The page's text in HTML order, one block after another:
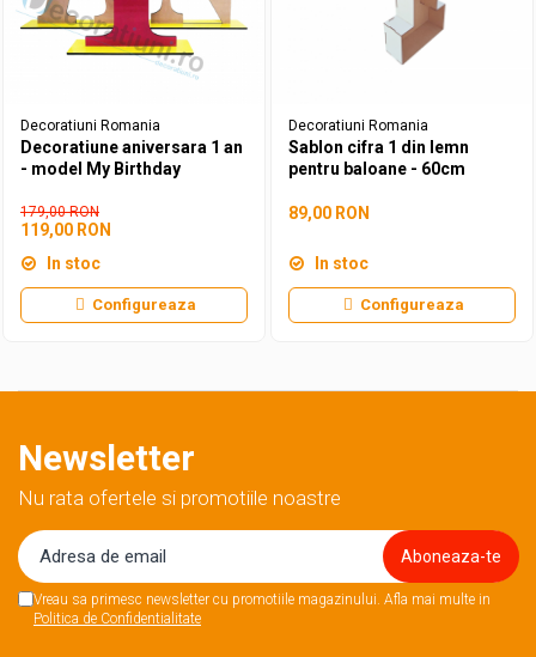
Cutii pentru poze si stick usb botez
Panouri si rame decor botez
Decoratiuni botez diverse
Decoratiuni Romania
Decoratiune aniversara 1 an
- model My Birthday
179,00 RON
119,00 RON
In stoc
Configureaza
Decoratiuni Romania
Sablon cifra 1 din lemn
pentru baloane - 60cm
89,00 RON
In stoc
Configureaza
Newsletter
Nu rata ofertele si promotiile noastre
Vreau sa primesc newsletter cu promotiile magazinului. Afla mai multe in
Politica de Confidentialitate